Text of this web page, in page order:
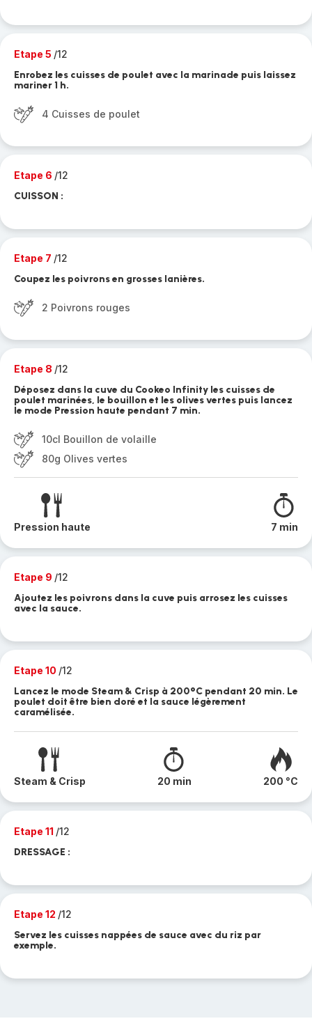
Etape 5 /12
Enrobez les cuisses de poulet avec la marinade puis laissez
mariner 1 h.
4 Cuisses de poulet
Etape 6 /12
CUISSON :
Etape 7 /12
Coupez les poivrons en grosses lanières.
2 Poivrons rouges
Etape 8 /12
Déposez dans la cuve du Cookeo Infinity les cuisses de
poulet marinées, le bouillon et les olives vertes puis lancez
le mode Pression haute pendant 7 min.
10cl Bouillon de volaille
80g Olives vertes
Pression haute 7 min
Etape 9 /12
Ajoutez les poivrons dans la cuve puis arrosez les cuisses
avec la sauce.
Etape 10 /12
Lancez le mode Steam & Crisp à 200°C pendant 20 min. Le
poulet doit être bien doré et la sauce légèrement
caramélisée.
Steam & Crisp 20 min 200 °C
Etape 11 /12
DRESSAGE :
Etape 12 /12
Servez les cuisses nappées de sauce avec du riz par
exemple.